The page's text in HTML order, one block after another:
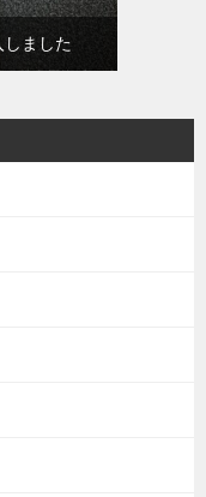
しました